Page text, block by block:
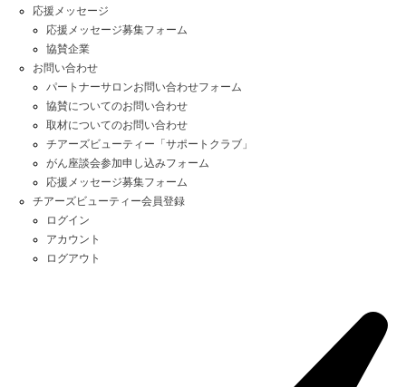
応援メッセージ
応援メッセージ募集フォーム
協賛企業
お問い合わせ
パートナーサロンお問い合わせフォーム
協賛についてのお問い合わせ
取材についてのお問い合わせ
チアーズビューティー「サポートクラブ」
がん座談会参加申し込みフォーム
応援メッセージ募集フォーム
チアーズビューティー会員登録
ログイン
アカウント
ログアウト